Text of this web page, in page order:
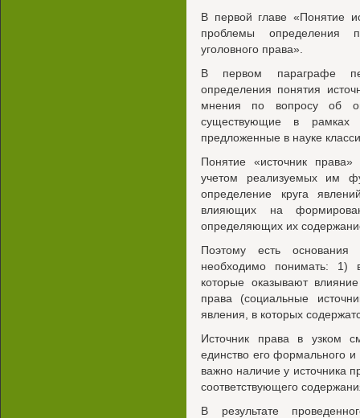
В первой главе «Понятие
проблемы определения
уголовного права».
В первом параграфе
определения понятия
мнения по вопросу об
существующие в рамках
предложенные в науке
Понятие «источник
учетом реализуемых им
определение круга
влияющих на
определяющих их
Поэтому есть основания
необходимо понимать:
которые оказывают
права (социальные
явления, в которых
Источник права в узком
единство его формального и
важно наличие у источника
соответствующего
В результате